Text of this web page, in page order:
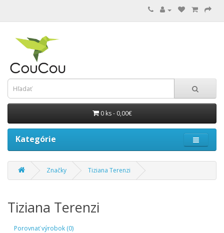
0 ks - 0,00€
Kategórie
Značky Tiziana Terenzi
Tiziana Terenzi
Porovnať výrobok (0)